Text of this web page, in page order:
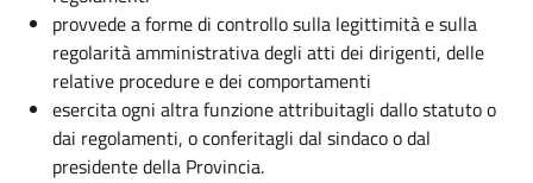
provvede a forme di controllo sulla legittimità e sulla
regolarità amministrativa degli atti dei dirigenti, delle
relative procedure e dei comportamenti
esercita ogni altra funzione attribuitagli dallo statuto o
dai regolamenti, o conferitagli dal sindaco o dal
presidente della Provincia.